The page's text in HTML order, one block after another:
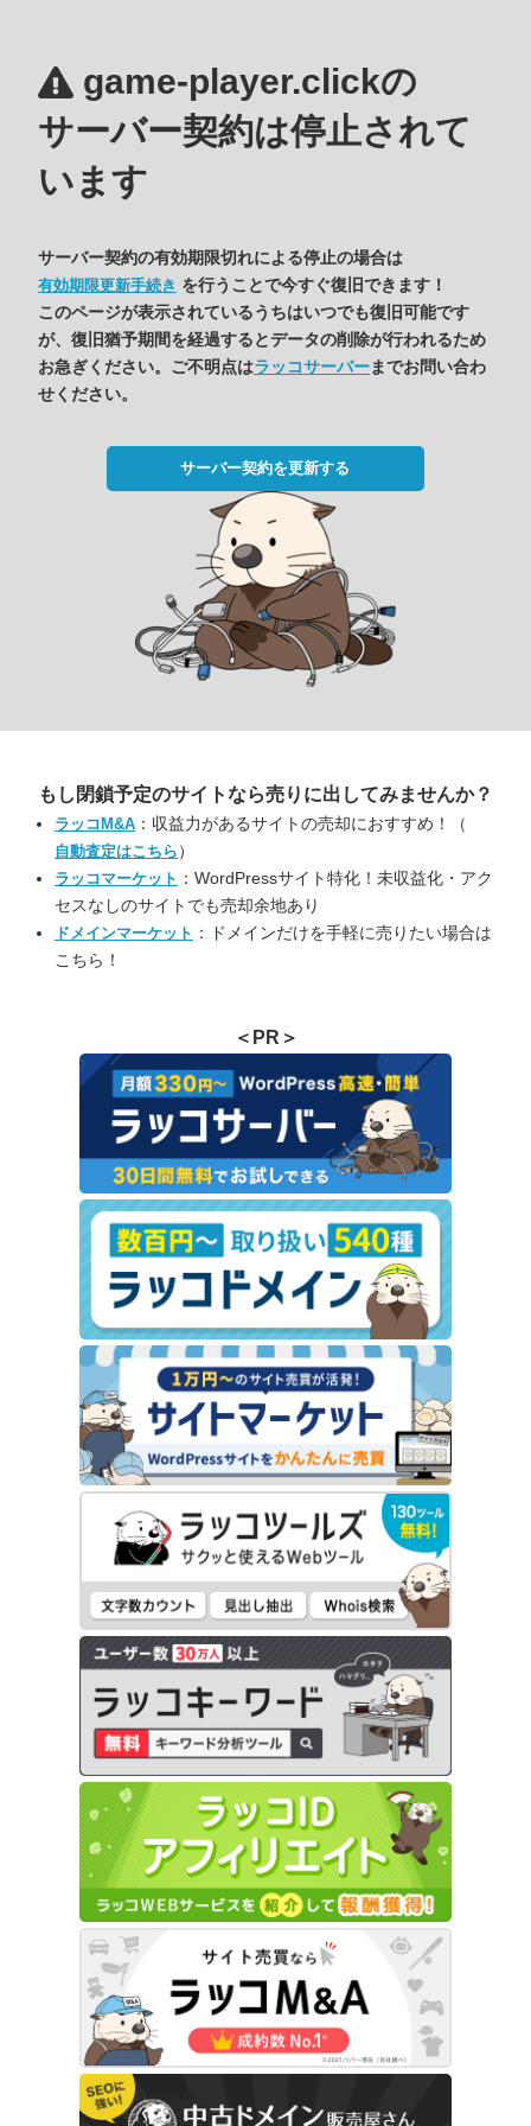
game-player.clickの
サーバー契約は停止されて
います
サーバー契約の有効期限切れによる停止の場合は
有効期限更新手続き を行うことで今すぐ復旧できます！
このページが表示されているうちはいつでも復旧可能です
が、復旧猶予期間を経過するとデータの削除が行われるため
お急ぎください。ご不明点はラッコサーバーまでお問い合わ
せください。
サーバー契約を更新する
もし閉鎖予定のサイトなら売りに出してみませんか？
ラッコM&A ：収益力があるサイトの売却におすすめ！（
自動査定はこちら ）
ラッコマーケット ：WordPressサイト特化！未収益化・アク
セスなしのサイトでも売却余地あり
ドメインマーケット ：ドメインだけを手軽に売りたい場合は
こちら！
＜PR＞